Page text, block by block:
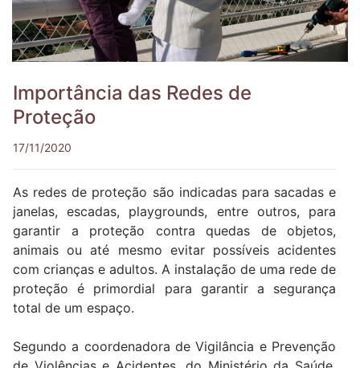
Importância das Redes de
Proteção
17/11/2020
As redes de proteção são indicadas para sacadas e
janelas, escadas, playgrounds, entre outros, para
garantir a proteção contra quedas de objetos,
animais ou até mesmo evitar possíveis acidentes
com crianças e adultos. A instalação de uma rede de
proteção é primordial para garantir a segurança
total de um espaço.
Segundo a coordenadora de Vigilância e Prevenção